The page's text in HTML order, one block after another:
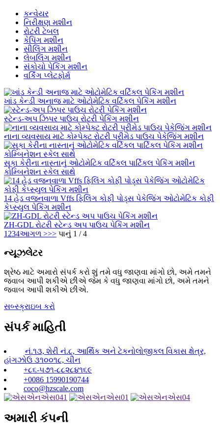
કન્વેયર
નિરીક્ષણ મશીન
રોટરી ટેબલ
કેપિંગ મશીન
સીલિંગ મશીન
લેબલિંગ મશીન
સંકોચો પેકિંગ મશીન
વર્કિંગ પ્લેટફોર્મ
ખાંડ કેન્ડી અનાજ માટે ઓટોમેટિક વર્ટિકલ પેકિંગ મશીન
સ્ટેન્ડ-અપ ઝિપર પાઉચ રોટરી પેકિંગ મશીન
નાના વ્યવસાય માટે કોમ્પેક્ટ રોટરી પ્રીમેડ પાઉચ પેકેજિંગ મશીન
સૂકા કેરીના નાસ્તાનું ઓટોમેટિક વર્ટિકલ પાર્ટિકલ પેકિંગ મશીન
કોમ્બિનેશન સ્કેલ સાથે
14 હેડ વજનવાળા Vffs ફિલિંગ કોફી પોડ્સ પેકેજિંગ ઓટોમેટિક કોફી
કેપ્સ્યુલ પેકિંગ મશીન
ZH-GDL રોટરી સ્ટેન્ડ અપ પાઉચ પેકિંગ મશીન
1 234આગળ >>> પાનું 1 / 4
ન્યૂઝલેટર
શ્રેષ્ઠ માટે અમારો સંપર્ક કરો શું તમે વધુ જાણવા માંગો છો, અમે તમને
જવાબ આપી શકીએ છીએ જેમ કે વધુ જાણવા માંગો છો, અમે તમને
જવાબ આપી શકીએ છીએ.
સબ્સ્ક્રાઇબ કરો
સંપર્ક માહિતી
નં.૧૩, શેરી નં.૮, આર્થિક અને ટેકનોલોજીકલ વિકાસ ક્ષેત્ર,
હાંગઝોઉ ૩૧૦૦૧૮, ચીન
+૮૬-૫૭૧-૮૮૨૮૪૧૬૯
+0086 15990190744
coco@hzscale.com
અમારી કંપની